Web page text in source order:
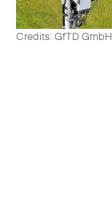
Credits: GfTD GmbH